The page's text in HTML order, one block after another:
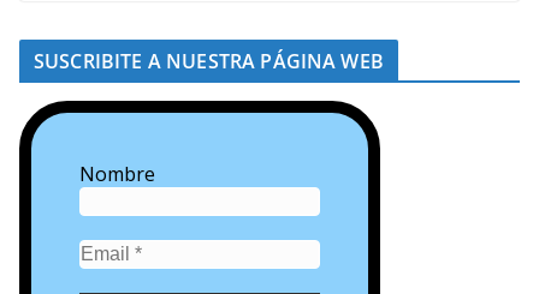
SUSCRIBITE A NUESTRA PÁGINA WEB
Nombre